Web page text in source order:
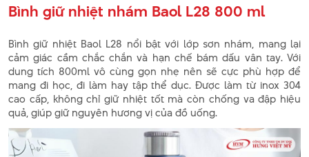
Bình giữ nhiệt nhám Baol L28 800 ml
Bình giữ nhiệt Baol L28 nổi bật với lớp sơn nhám, mang lại
cảm giác cầm chắc chắn và hạn chế bám dấu vân tay. Với
dung tích 800ml vô cùng gọn nhẹ nên sẽ cực phù hợp để
mang đi học, đi làm hay tập thể dục. Được làm từ inox 304
cao cấp, không chỉ giữ nhiệt tốt mà còn chống va đập hiệu
quả, giúp giữ nguyên hương vị của đồ uống.